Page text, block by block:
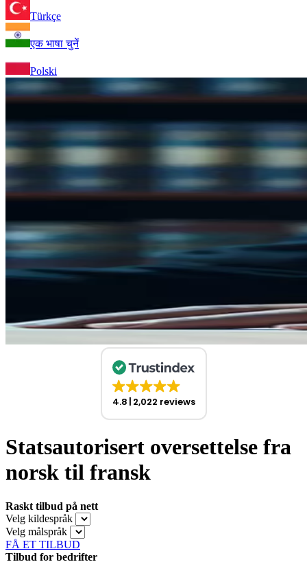
Türkçe
एक भाषा चुनें
Polski
4.8 2,022 reviews
Statsautorisert oversettelse fra
norsk til fransk
Raskt tilbud på nett
Velg kildespråk
Velg målspråk
FÅ ET TILBUD
Tilbud for bedrifter